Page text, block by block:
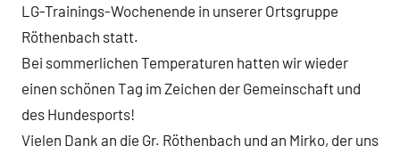
LG-Trainings-Wochenende in unserer Ortsgruppe
Röthenbach statt.
Bei sommerlichen Temperaturen hatten wir wieder
einen schönen Tag im Zeichen der Gemeinschaft und
des Hundesports!
Vielen Dank an die Gr. Röthenbach und an Mirko, der uns